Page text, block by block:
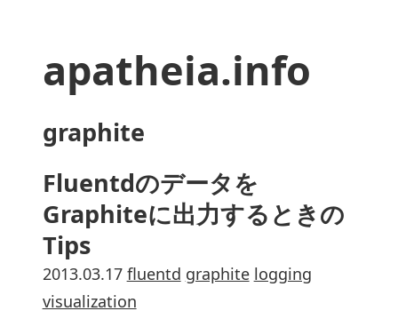
apatheia.info
graphite
Fluentdのデータを
Graphiteに出力するときの
Tips
2013.03.17 fluentd graphite logging
visualization